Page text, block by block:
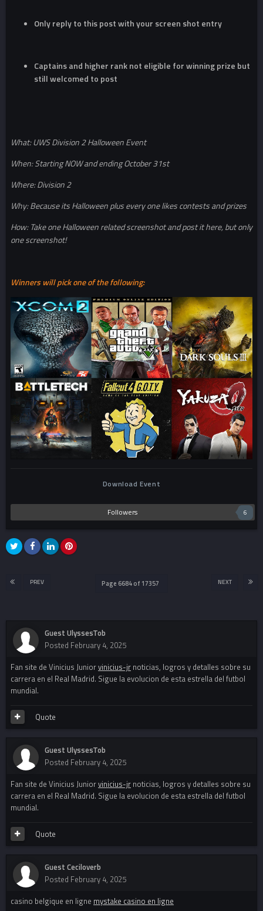
Only reply to this post with your screen shot entry
Captains and higher rank not eligible for winning prize but
still welcomed to post
What: UWS Division 2 Halloween Event
When: Starting NOW and ending October 31st
Where: Division 2
Why: Because its Halloween plus every one likes contests and prizes
How: Take one Halloween related screenshot and post it here, but only
one screenshot!
Winners will pick one of the following:
Download Event
Followers 6
PREV NEXT
Page 6684 of 17357
Guest UlyssesTob
Posted February 4, 2025
Fan site de Vinicius Juniorvinicius-jr noticias, logros y detalles sobre su
carrera en el Real Madrid. Sigue la evolucion de esta estrella del futbol
mundial.
Quote
Guest UlyssesTob
Posted February 4, 2025
Fan site de Vinicius Juniorvinicius-jr noticias, logros y detalles sobre su
carrera en el Real Madrid. Sigue la evolucion de esta estrella del futbol
mundial.
Quote
Guest Ceciloverb
Posted February 4, 2025
casino belgique en ligne mystake casino en ligne